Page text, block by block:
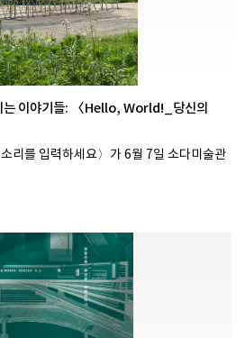
는 이야기들: 〈Hello, World!_당신의
리를 입력하세요〉가 6월 7일 소다미술관